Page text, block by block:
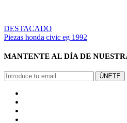
DESTACADO
Piezas honda civic eg 1992
MANTENTE AL DÍA DE
ÚNETE